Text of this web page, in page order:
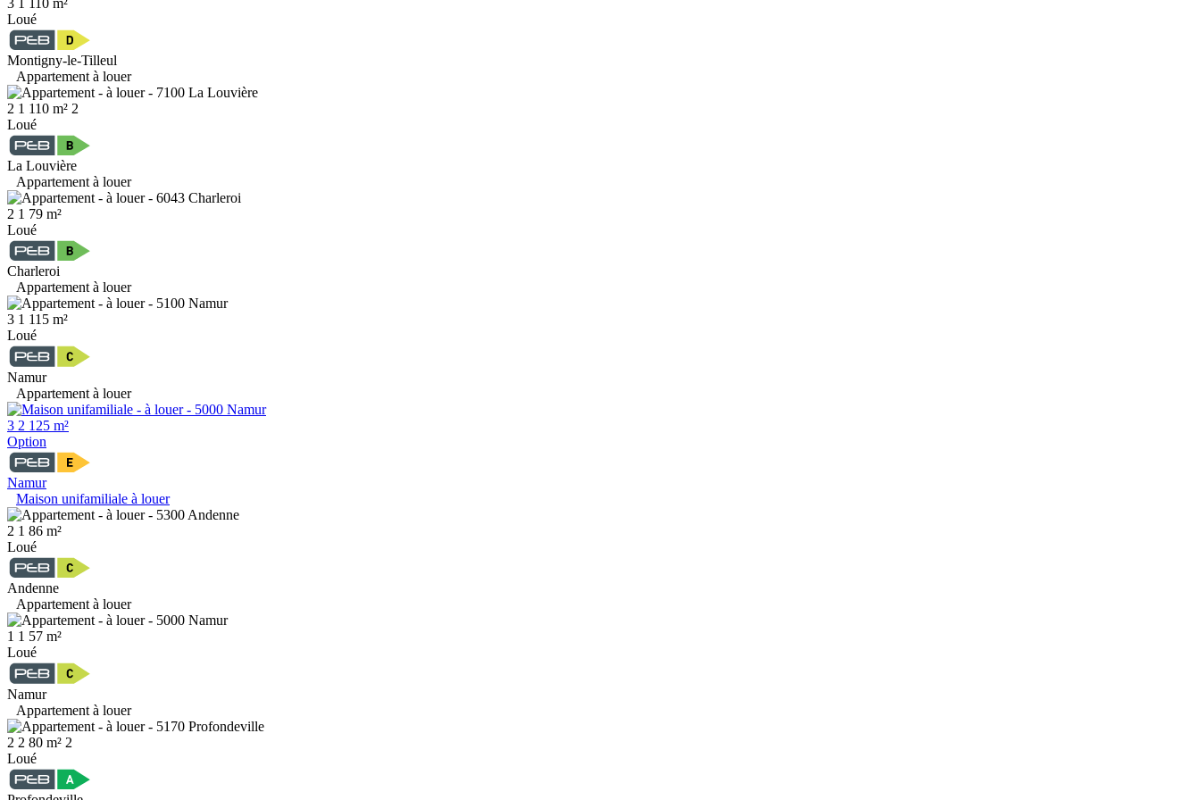
Loué
Montigny-le-Tilleul
Appartement à louer
2 1 110 m² 2
Loué
La Louvière
Appartement à louer
2 1 79 m²
Loué
Charleroi
Appartement à louer
3 1 115 m²
Loué
Namur
Appartement à louer
3 2 125 m²
Option
Namur
Maison unifamiliale à louer
2 1 86 m²
Loué
Andenne
Appartement à louer
1 1 57 m²
Loué
Namur
Appartement à louer
2 2 80 m² 2
Loué